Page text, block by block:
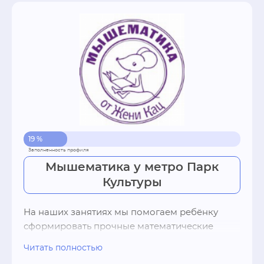
математике кроется красота, игра и задачи с
несколькими правильными ответами.
Дети играют в подвижные, словесные и
настольные игры, составляют узоры и
орнаменты - повторяющиеся или
симметричные, складывают из кубиков или
строят из конструкторов, рисуют, вяжут узлы,
измеряют все подряд всем подряд,
разгадывают шифры… То есть получают
удовольствие. И при этом осваивают и
усваивают базовые математические понятия
и навыки: количества и операции с ними,
геометрические фигуры и соотношения форм
цифры и разницу между ними...
19 %
Мышематика у метро Парк
Культуры
На наших занятиях мы помогаем ребёнку
сформировать прочные математические
Читать полностью